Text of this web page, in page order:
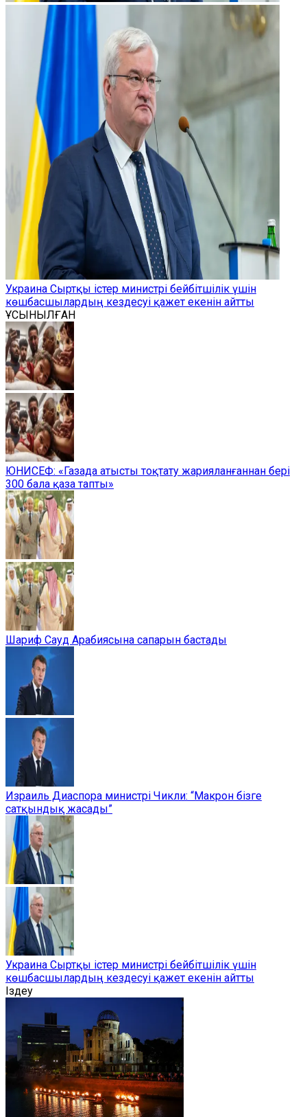
Украина Сыртқы істер министрі бейбітшілік үшін
көшбасшылардың кездесуі қажет екенін айтты
ҰСЫНЫЛҒАН
ЮНИСЕФ: «Газада атысты тоқтату жарияланғаннан бері
300 бала қаза тапты»
Шариф Сауд Арабиясына сапарын бастады
Израиль Диаспора министрі Чикли: “Макрон бізге
сатқындық жасады”
Украина Сыртқы істер министрі бейбітшілік үшін
көшбасшылардың кездесуі қажет екенін айтты
Іздеу